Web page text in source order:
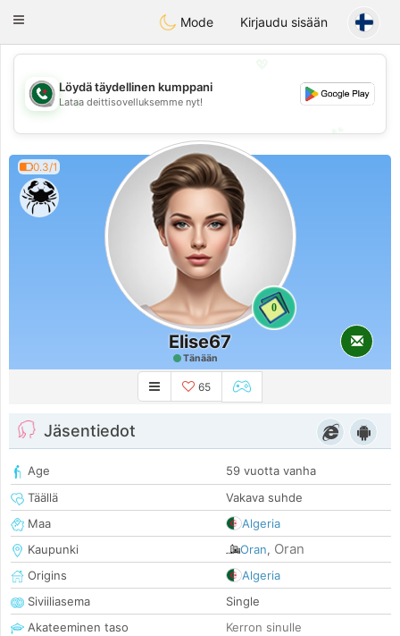
Weshrak
Toggle
Mode Kirjaudu sisään
💖
💕
Löydä täydellinen kumppani
Lataa deittisovelluksemme nyt!
0.3/1
0
Elise67
Tänään
65
Jäsentiedot
Age
59 vuotta vanha
Täällä
Vakava suhde
Maa
Algeria
Kaupunki
Oran, Oran
Origins
Algeria
Siviiliasema
Single
Akateeminen taso
Kerron sinulle